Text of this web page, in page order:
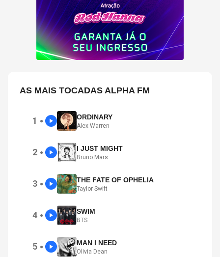
AS MAIS TOCADAS ALPHA FM
1 ● ORDINARY
Alex Warren
2 ● I JUST MIGHT
Bruno Mars
3 ● THE FATE OF OPHELIA
Taylor Swift
4 ● SWIM
BTS
5 ● MAN I NEED
Olivia Dean